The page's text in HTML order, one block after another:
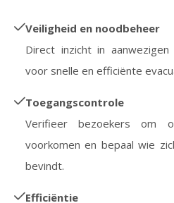
Veiligheid en noodbeheer
Direct inzicht in
voor snelle en efficiënte
Toegangscontrole
Verifieer bezoekers om
voorkomen en bepaal wie
bevindt.
Efficiëntie